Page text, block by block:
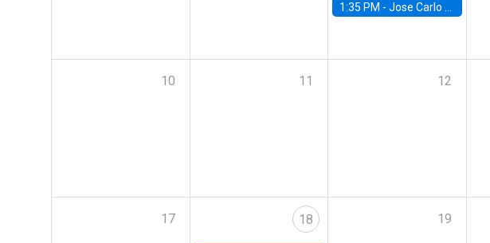
1:35 PM -Jose Carlo Bermudez, UC (ME) & World Bank
10 11 12
17 18 19